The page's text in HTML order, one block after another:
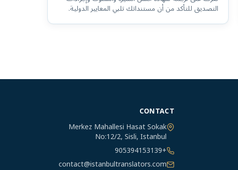
التصديق للتأكد من أن مستنداتك تلبي المعايير الدولية.
CONTACT
Merkez Mahallesi Hasat Sokak
No:12/2,Sisli,Istanbul
+905394153139
contact@istanbultranslators.com